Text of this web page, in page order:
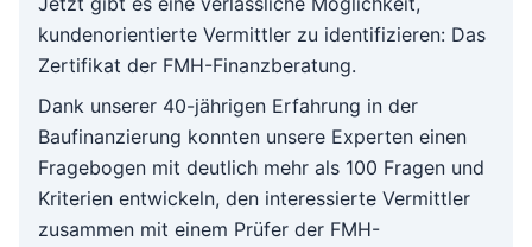
kundenorientierte Vermittler zu identifizieren: Das
Zertifikat der FMH-Finanzberatung.
Dank unserer 40-jährigen Erfahrung in der
Baufinanzierung konnten unsere Experten einen
Fragebogen mit deutlich mehr als 100 Fragen und
Kriterien entwickeln, den interessierte Vermittler
zusammen mit einem Prüfer der FMH-